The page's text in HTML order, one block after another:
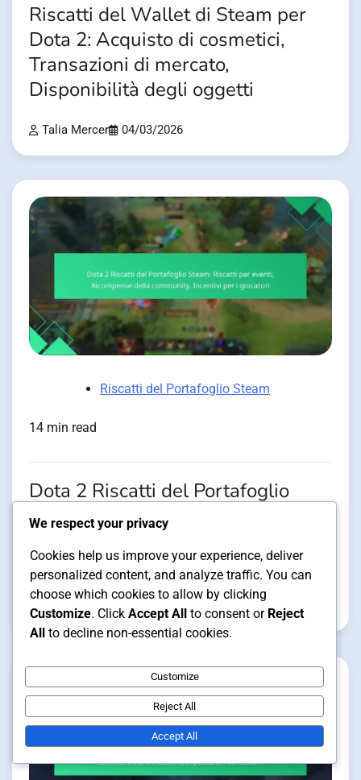
Riscatti del Wallet di Steam per
Dota 2: Acquisto di cosmetici,
Transazioni di mercato,
Disponibilità degli oggetti
Talia Mercer 04/03/2026
Riscatti del Portafoglio Steam
14 min read
Dota 2 Riscatti del Portafoglio
Steam: Riscatti per eventi,
Incentivi per i giocatori
Talia Mercer 18/02/2026
We respect your privacy
Cookies help us improve your experience, deliver
personalized content, and analyze traffic. You can
choose which cookies to allow by clicking
Customize. Click Accept All to consent or Reject
All to decline non-essential cookies.
Customize
Reject All
Accept All